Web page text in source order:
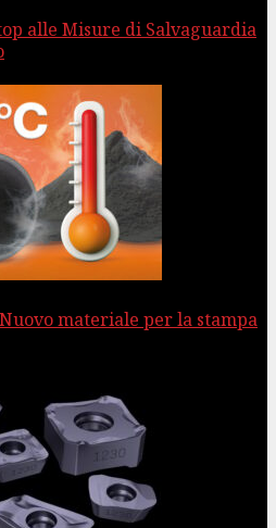
alle Misure di Salvaguardia
materiale per la stampa